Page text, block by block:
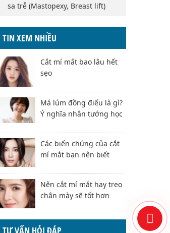
sa trễ (Mastopexy, Breast lift)
TIN XEM NHIỀU
Cắt mí mắt bao lâu hết
sẹo
Má lúm đồng điếu là gì?
Ý nghĩa nhân tướng học
Các biến chứng của cắt
mí mắt bạn nên biết
Nên cắt mí mắt hay treo
chân mày sẽ tốt hơn
TƯ VẤN HỎI ĐÁP